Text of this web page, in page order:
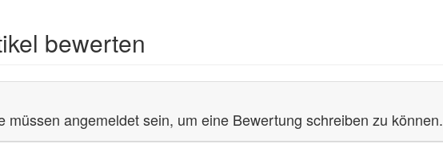
bewerten
müssen angemeldet sein, um eine Bewertung schreiben zu können.